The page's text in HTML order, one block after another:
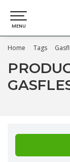
MENU
Home Tags